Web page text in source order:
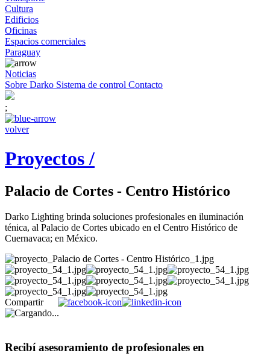
Cultura
Edificios
Oficinas
Espacios comerciales
Paraguay
Noticias
Sobre Darko Sistema de control Contacto
;
volver
Proyectos /
Palacio de Cortes - Centro Histórico
Darko Lighting brinda soluciones profesionales en iluminación
ténica, al Palacio de Cortes ubicado en el Centro Histórico de
Cuernavaca; en México.
Compartir
Recibí asesoramiento de profesionales en